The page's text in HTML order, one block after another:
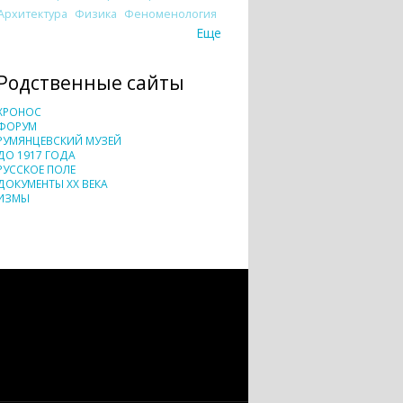
Физика Феноменология
Еще
сайты
МУЗЕЙ
1917 ГОДА
ПОЛЕ
XX ВЕКА